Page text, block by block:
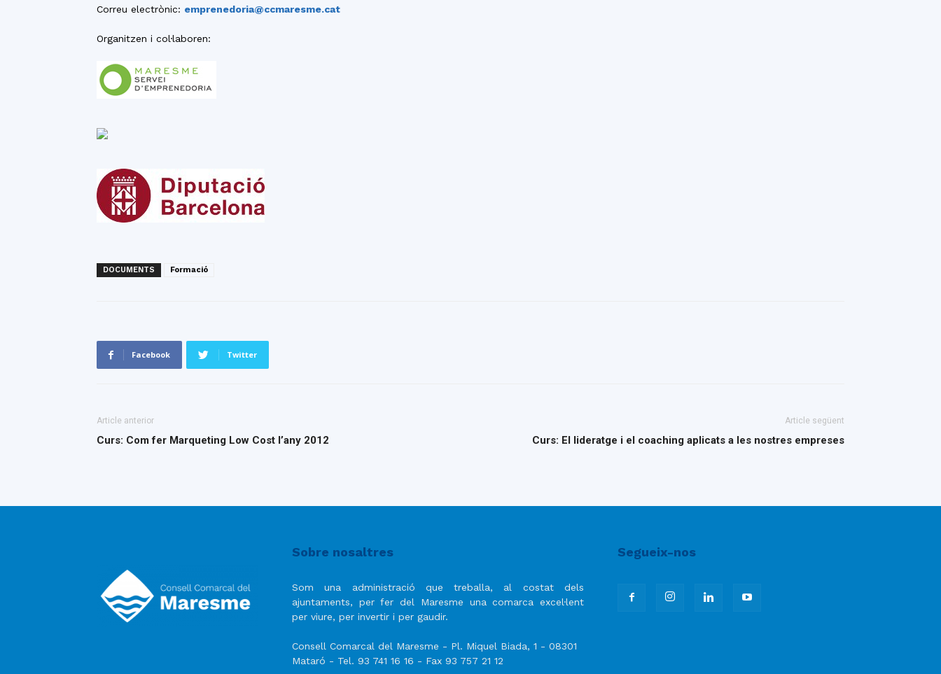
Correu electrònic: emprenedoria@ccmaresme.cat
Organitzen i col·laboren:
DOCUMENTS Formació
Facebook Twitter
Article anterior
Curs: Com fer Marqueting Low Cost l’any 2012
Article següent
Curs: El lideratge i el coaching aplicats a les nostres empreses
Sobre nosaltres
Som una administració que treballa, al costat dels
ajuntaments, per fer del Maresme una comarca excel·lent
per viure, per invertir i per gaudir.
Consell Comarcal del Maresme - Pl. Miquel Biada, 1 - 08301
Mataró - Tel. 93 741 16 16 - Fax 93 757 21 12
Segueix-nos